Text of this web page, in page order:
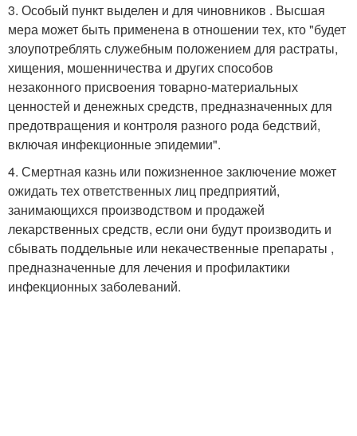
3. Особый пункт выделен и для чиновников . Высшая
мера может быть применена в отношении тех, кто "будет
злоупотреблять служебным положением для растраты,
хищения, мошенничества и других способов
незаконного присвоения товарно-материальных
ценностей и денежных средств, предназначенных для
предотвращения и контроля разного рода бедствий,
включая инфекционные эпидемии".
4. Смертная казнь или пожизненное заключение может
ожидать тех ответственных лиц предприятий,
занимающихся производством и продажей
лекарственных средств, если они будут производить и
сбывать поддельные или некачественные препараты ,
предназначенные для лечения и профилактики
инфекционных заболеваний.